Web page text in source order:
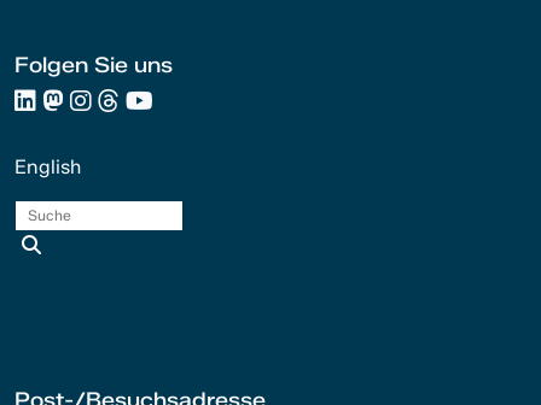
Folgen Sie uns
English
Post-/Besuchsadresse